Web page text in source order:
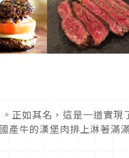
正如其名，這是一道實現
產牛的漢堡肉排上淋著滿